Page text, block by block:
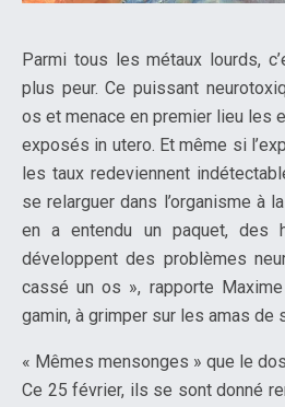
Parmi tous les métaux lourds,
plus peur. Ce puissant
os et menace en premier lieu les
exposés in utero. Et même si
les taux redeviennent
se relarguer dans l’organisme à
en a entendu un paquet, des
développent des problèmes
cassé un os », rapporte Maxime
gamin, à grimper sur les amas de
« Mêmes mensonges » que le
Ce 25 février, ils se sont donné